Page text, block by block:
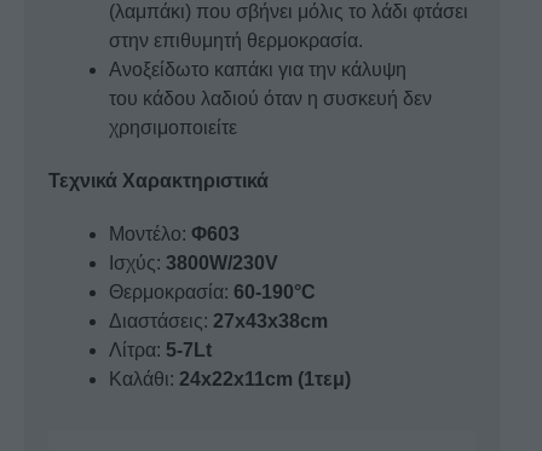
(λαμπάκι) που σβήνει μόλις το λάδι φτάσει
στην επιθυμητή θερμοκρασία.
Ανοξείδωτο καπάκι για την κάλυψη
του κάδου λαδιού όταν η συσκευή δεν
χρησιμοποιείτε
Τεχνικά Χαρακτηριστικά
Μοντέλο: Φ603
Ισχύς: 3800W/230V
Θερμοκρασία: 60-190°C
Διαστάσεις: 27x43x38cm
Λίτρα: 5-7Lt
Καλάθι: 24x22x11cm (1τεμ)